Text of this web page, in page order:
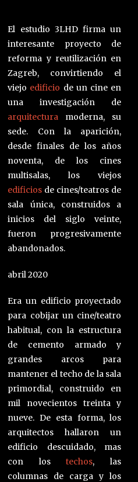
El estudio 3LHD firma un
interesante proyecto de
reforma y reutilización en
Zagreb, convirtiendo el
viejo edificio de un cine en
una investigación de
arquitectura moderna, su
sede. Con la aparición,
desde finales de los años
noventa, de los cines
multisalas, los viejos
edificios de cines/teatros de
sala única, construidos a
inicios del siglo veinte,
fueron progresivamente
abandonados.
abril 2020
Era un edificio proyectado
para cobijar un cine/teatro
habitual, con la estructura
de cemento armado y
grandes arcos para
mantener el techo de la sala
primordial, construido en
mil novecientos treinta y
nueve. De esta forma, los
arquitectos hallaron un
edificio descuidado, mas
con lostechos, las
columnas de carga y los